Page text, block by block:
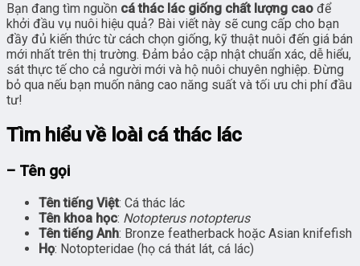
Bạn đang tìm nguồn cá thác lác giống chất lượng cao để
khởi đầu vụ nuôi hiệu quả? Bài viết này sẽ cung cấp cho bạn
đầy đủ kiến thức từ cách chọn giống, kỹ thuật nuôi đến giá bán
mới nhất trên thị trường. Đảm bảo cập nhật chuẩn xác, dễ hiểu,
sát thực tế cho cả người mới và hộ nuôi chuyên nghiệp. Đừng
bỏ qua nếu bạn muốn nâng cao năng suất và tối ưu chi phí đầu
tư!
Tìm hiểu về loài cá thác lác
– Tên gọi
Tên tiếng Việt: Cá thác lác
Tên khoa học: Notopterus notopterus
Tên tiếng Anh: Bronze featherback hoặc Asian knifefish
Họ: Notopteridae (họ cá thát lát, cá lác)